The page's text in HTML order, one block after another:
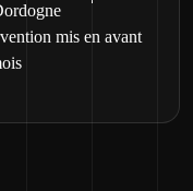
mis en avant